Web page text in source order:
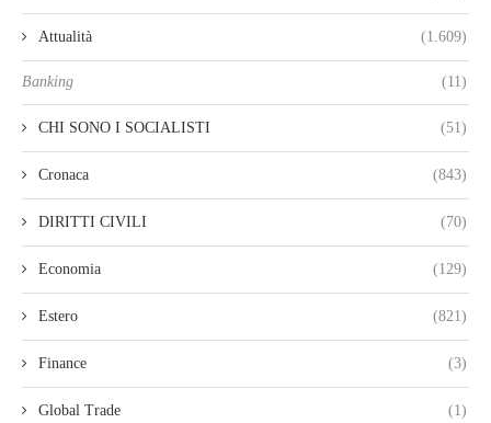
Attualità (1.609)
Banking (11)
CHI SONO I SOCIALISTI (51)
Cronaca (843)
DIRITTI CIVILI (70)
Economia (129)
Estero (821)
Finance (3)
Global Trade (1)